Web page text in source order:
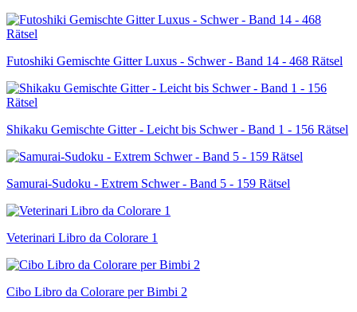
Futoshiki Gemischte Gitter Luxus - Schwer - Band 14 - 468 Rätsel
Shikaku Gemischte Gitter - Leicht bis Schwer - Band 1 - 156 Rätsel
Samurai-Sudoku - Extrem Schwer - Band 5 - 159 Rätsel
Veterinari Libro da Colorare 1
Cibo Libro da Colorare per Bimbi 2